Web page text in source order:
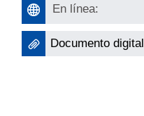
En línea:
Documento digital